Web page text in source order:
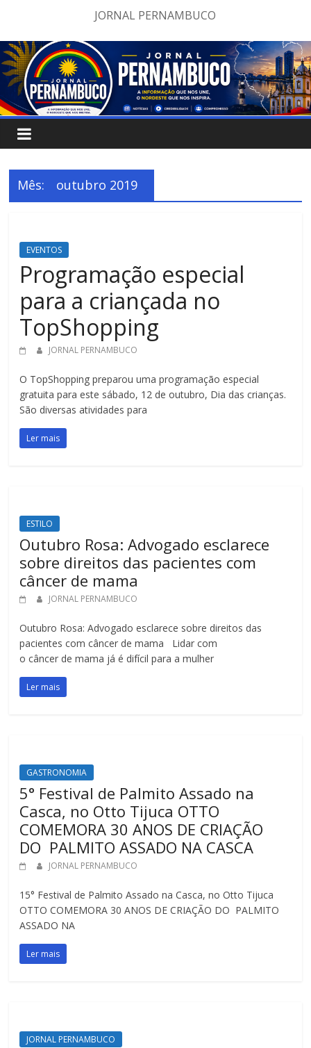
o
conteúdo
JORNAL PERNAMBUCO
Mês: outubro 2019
EVENTOS
Programação especial
para a criançada no
TopShopping
JORNAL PERNAMBUCO
O TopShopping preparou uma programação especial
gratuita para este sábado, 12 de outubro, Dia das crianças.
São diversas atividades para
Ler mais
ESTILO
Outubro Rosa: Advogado esclarece
sobre direitos das pacientes com
câncer de mama
JORNAL PERNAMBUCO
Outubro Rosa: Advogado esclarece sobre direitos das
pacientes com câncer de mama Lidar com
o câncer de mama já é difícil para a mulher
Ler mais
GASTRONOMIA
5° Festival de Palmito Assado na
Casca, no Otto Tijuca OTTO
COMEMORA 30 ANOS DE CRIAÇÃO
DO PALMITO ASSADO NA CASCA
JORNAL PERNAMBUCO
15° Festival de Palmito Assado na Casca, no Otto Tijuca
OTTO COMEMORA 30 ANOS DE CRIAÇÃO DO PALMITO
ASSADO NA
Ler mais
JORNAL PERNAMBUCO